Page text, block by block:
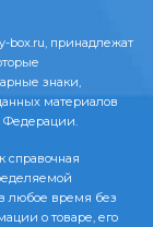
box.ru, принадлежат
знаки,
материалов
Федерации.
справочная
любое время без
о товаре, его